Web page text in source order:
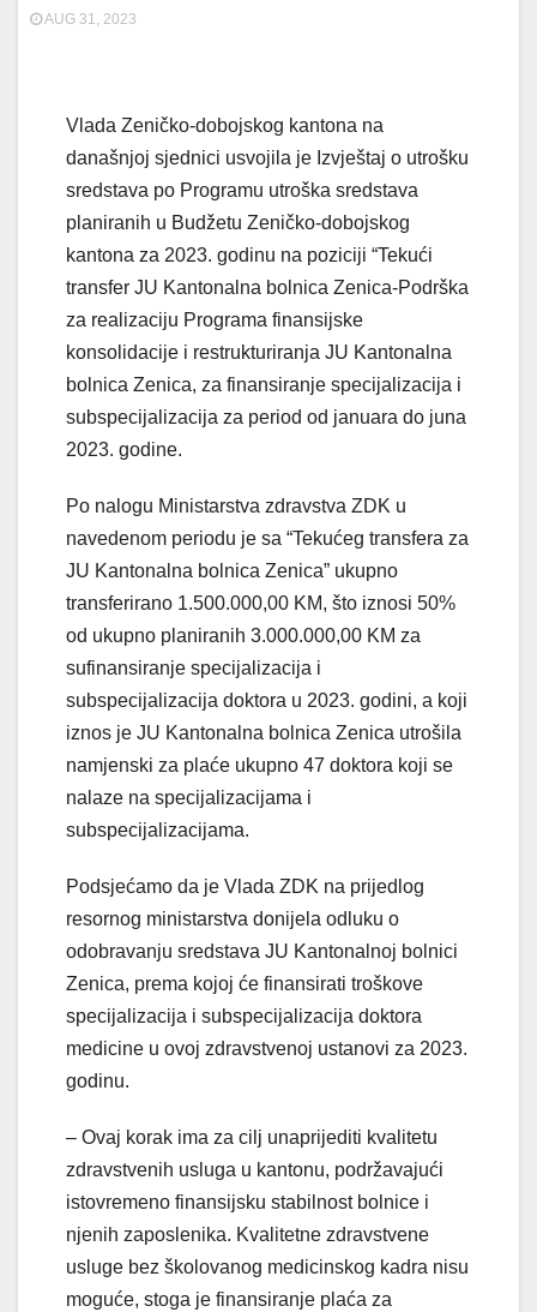
AUG 31, 2023
Vlada Zeničko-dobojskog kantona na
današnjoj sjednici usvojila je Izvještaj o utrošku
sredstava po Programu utroška sredstava
planiranih u Budžetu Zeničko-dobojskog
kantona za 2023. godinu na poziciji “Tekući
transfer JU Kantonalna bolnica Zenica-Podrška
za realizaciju Programa finansijske
konsolidacije i restrukturiranja JU Kantonalna
bolnica Zenica, za finansiranje specijalizacija i
subspecijalizacija za period od januara do juna
2023. godine.
Po nalogu Ministarstva zdravstva ZDK u
navedenom periodu je sa “Tekućeg transfera za
JU Kantonalna bolnica Zenica” ukupno
transferirano 1.500.000,00 KM, što iznosi 50%
od ukupno planiranih 3.000.000,00 KM za
sufinansiranje specijalizacija i
subspecijalizacija doktora u 2023. godini, a koji
iznos je JU Kantonalna bolnica Zenica utrošila
namjenski za plaće ukupno 47 doktora koji se
nalaze na specijalizacijama i
subspecijalizacijama.
Podsjećamo da je Vlada ZDK na prijedlog
resornog ministarstva donijela odluku o
odobravanju sredstava JU Kantonalnoj bolnici
Zenica, prema kojoj će finansirati troškove
specijalizacija i subspecijalizacija doktora
medicine u ovoj zdravstvenoj ustanovi za 2023.
godinu.
– Ovaj korak ima za cilj unaprijediti kvalitetu
zdravstvenih usluga u kantonu, podržavajući
istovremeno finansijsku stabilnost bolnice i
njenih zaposlenika. Kvalitetne zdravstvene
usluge bez školovanog medicinskog kadra nisu
moguće, stoga je finansiranje plaća za